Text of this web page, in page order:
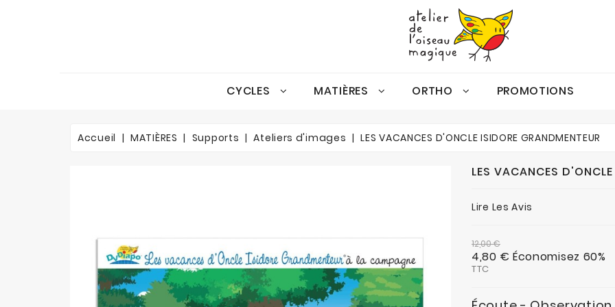
CYCLES MATIÈRES ORTHO PROMOTIONS
Accueil MATIÈRES Supports Ateliers d'images LES VACANCES D'ONCLE ISIDORE GRANDMENTEUR
LES VACANCES
Lire Les Avis
12,00 €
4,80 € Économisez 60%
TTC